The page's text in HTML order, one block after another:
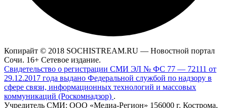
Копирайт © 2018 SOCHISTREAM.RU — Новостной портал
Сочи. 16+ Сетевое издание.
Свидетельство о регистрации СМИ ЭЛ № ФС 77 — 72111 от
29.12.2017 года выдано Федеральной службой по надзору в
сфере связи, информационных технологий и массовых
коммуникаций (Роскомнадзор) .
Учредитель СМИ: ООО «Медиа-Регион» 156000 г. Кострома,